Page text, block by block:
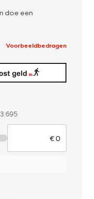
doe een
Voorbeeldbedragen